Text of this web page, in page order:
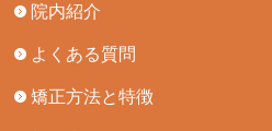
院内紹介
よくある質問
矯正方法と特徴